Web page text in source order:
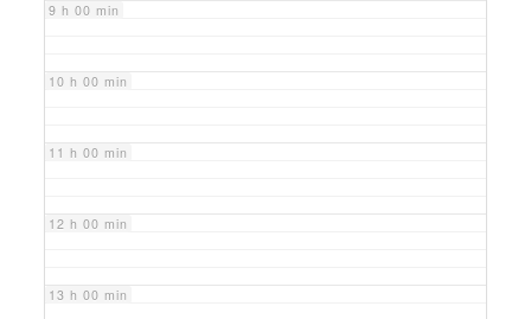
9 h 00 min
10 h 00 min
11 h 00 min
12 h 00 min
13 h 00 min